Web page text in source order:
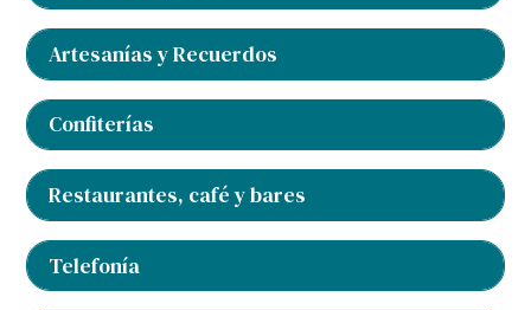
+593 (4) 2169025 2169024 2169016
Sitio web
Artesanías y Recuerdos
+593 (9) 99615004
Confiterías
+593 (9) 79364158
Restaurantes, café y bares
Telefonía